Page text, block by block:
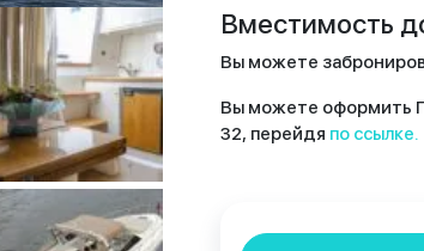
Вместимость
Вы можете
Вы можете оформить
32, перейдя по ссылке.